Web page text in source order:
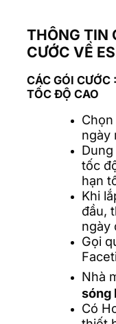
THÔNG TIN
CƯỚC VỀ
CÁC GÓI CƯỚC
TỐC ĐỘ CAO
Chọn
ngày
tốc
hạn
Khi
đầu,
ngày
Gọi
Nhà
sóng
Có